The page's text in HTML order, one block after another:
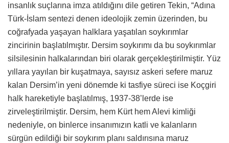
insanlık suçlarına imza atıldığını dile getiren Tekin, “Adına
Türk-İslam sentezi denen ideolojik zemin üzerinden, bu
coğrafyada yaşayan halklara yaşatılan soykırımlar
zincirinin başlatılmıştır. Dersim soykırımı da bu soykırımlar
silsilesinin halkalarından biri olarak gerçekleştirilmiştir. Yüz
yıllara yayılan bir kuşatmaya, sayısız askeri sefere maruz
kalan Dersim’in yeni dönemde ki tasfiye süreci ise Koçgiri
halk hareketiyle başlatılmış, 1937-38’lerde ise
zirveleştirilmiştir. Dersim, hem Kürt hem Alevi kimliği
nedeniyle, on binlerce insanımızın katli ve kalanların
sürgün edildiği bir soykırım planı saldırısına maruz